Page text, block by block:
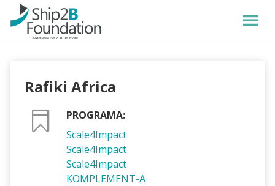
Rafiki Africa
PROGRAMA:
Scale4Impact
Scale4Impact
Scale4Impact
KOMPLEMENT-A